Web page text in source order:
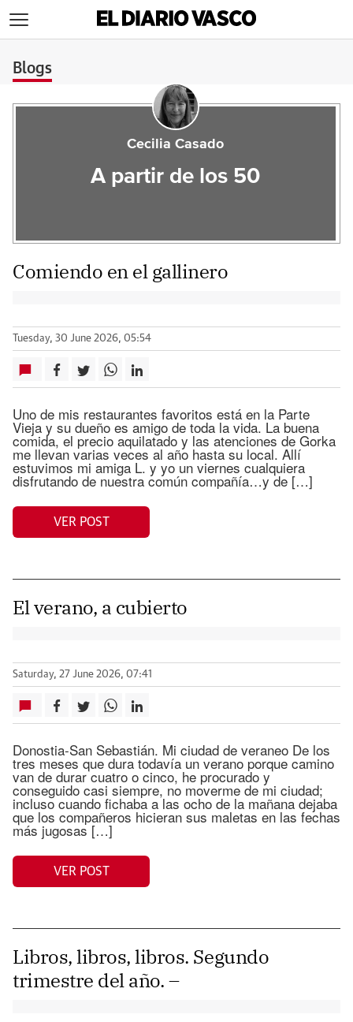
Blogs
Cecilia Casado
A partir de los 50
Comiendo en el gallinero
Tuesday, 30 June 2026, 05:54
Uno de mis restaurantes favoritos está en la Parte
Vieja y su dueño es amigo de toda la vida. La buena
comida, el precio aquilatado y las atenciones de Gorka
me llevan varias veces al año hasta su local. Allí
estuvimos mi amiga L. y yo un viernes cualquiera
disfrutando de nuestra común compañía…y de […]
VER POST
El verano, a cubierto
Saturday, 27 June 2026, 07:41
Donostia-San Sebastián. Mi ciudad de veraneo De los
tres meses que dura todavía un verano porque camino
van de durar cuatro o cinco, he procurado y
conseguido casi siempre, no moverme de mi ciudad;
incluso cuando fichaba a las ocho de la mañana dejaba
que los compañeros hicieran sus maletas en las fechas
más jugosas […]
VER POST
Libros, libros, libros. Segundo
trimestre del año. –